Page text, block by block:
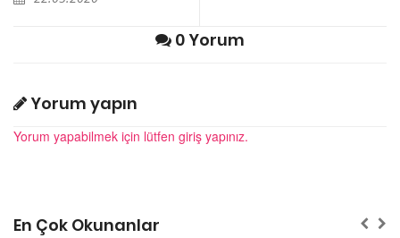
0 Yorum
Yorum yapın
Yorum yapabilmek için lütfen giriş yapınız.
En Çok Okunanlar